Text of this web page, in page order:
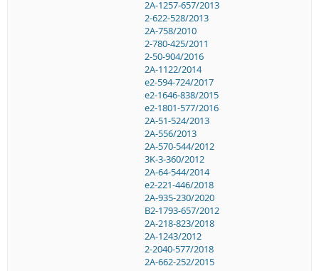
2A-1257-657/2013
2-622-528/2013
2A-758/2010
2-780-425/2011
2-50-904/2016
2A-1122/2014
e2-594-724/2017
e2-1646-838/2015
e2-1801-577/2016
2A-51-524/2013
2A-556/2013
2A-570-544/2012
3K-3-360/2012
2A-64-544/2014
e2-221-446/2018
2A-935-230/2020
B2-1793-657/2012
2A-218-823/2018
2A-1243/2012
2-2040-577/2018
2A-662-252/2015